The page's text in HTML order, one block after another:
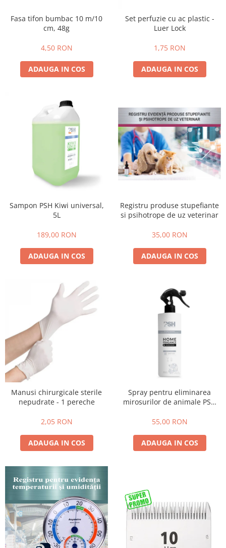
Accesorii tratament
Electrocautere
Genți ambulanță
Hidroterapie și recuperare
Echipamente de diagnostic
Incubatoare animale
Lămpi chirurgicale
Lămpi de examinare
Lămpi bactericide
Stomatologie veterinara
Igienă animale
Accesorii cosmetice
PSH HEALTH CARE
Pachete cosmetica veterinara
Igienă dentară
Igienă și întreținere salon
Fasa tifon bumbac 10 m/10
cm, 48g
4,50 RON
ADAUGA IN COS
Set perfuzie cu ac plastic -
Luer Lock
1,75 RON
ADAUGA IN COS
Sampon PSH Kiwi universal,
5L
189,00 RON
ADAUGA IN COS
Registru produse stupefiante
si psihotrope de uz veterinar
35,00 RON
ADAUGA IN COS
Manusi chirurgicale sterile
nepudrate - 1 pereche
2,05 RON
ADAUGA IN COS
Spray pentru eliminarea
mirosurilor de animale PSH
55,00 RON
ADAUGA IN COS